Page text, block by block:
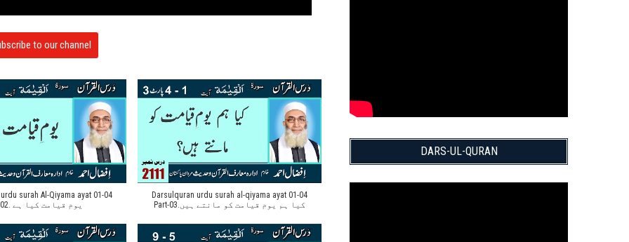
to our channel
surah Al-Qiyama ayat 01-04
part-02. یوم قیامت کیا ہے
Darsulquran urdu surah al-qiyama ayat 01-04
Part-03.کیا ہم یوم قیامت کو مانتے ہیں
DARS-UL-QURAN